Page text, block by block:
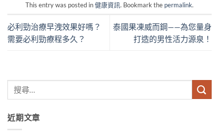
This entry was posted in健康資訊. Bookmark the permalink.
必利勁治療早洩效果好嗎？
需要必利勁療程多久？
泰國果凍威而鋼——為您量身
打造的男性活力源泉！
近期文章